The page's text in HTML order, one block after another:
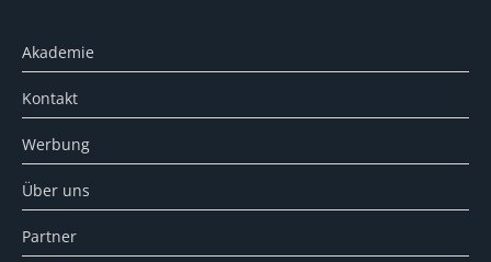
Akademie
Kontakt
Werbung
Über uns
Partner